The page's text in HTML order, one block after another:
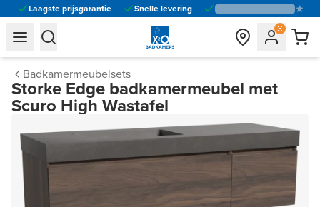
Laagste prijsgarantie Snelle levering
general.navigation.toggle_menu.label
general.navigation.toggle_menu.label
Badkamermeubelsets
Storke Edge badkamermeubel met
Scuro High Wastafel